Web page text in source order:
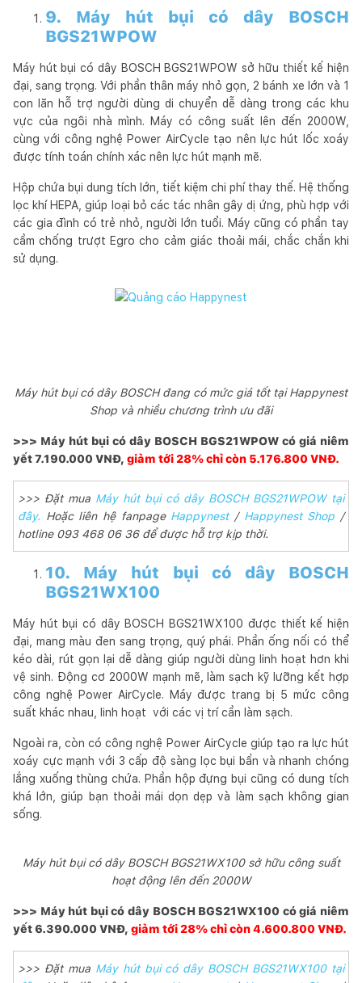
9. Máy hút bụi có dây BOSCH
BGS21WPOW
Máy hút bụi có dây BOSCH BGS21WPOW sở hữu thiết kế hiện
đại, sang trọng. Với phần thân máy nhỏ gọn, 2 bánh xe lớn và 1
con lăn hỗ trợ người dùng di chuyển dễ dàng trong các khu
vực của ngôi nhà mình. Máy có công suất lên đến 2000W,
cùng với công nghệ Power AirCycle tạo nên lực hút lốc xoáy
được tính toán chính xác nên lực hút mạnh mẽ.
Hộp chứa bụi dung tích lớn, tiết kiệm chi phí thay thế. Hệ thống
lọc khí HEPA, giúp loại bỏ các tác nhân gây dị ứng, phù hợp với
các gia đình có trẻ nhỏ, người lớn tuổi. Máy cũng có phần tay
cầm chống trượt Egro cho cảm giác thoải mái, chắc chắn khi
sử dụng.
Máy hút bụi có dây BOSCH đang có mức giá tốt tại Happynest
Shop và nhiều chương trình ưu đãi
>>> Máy hút bụi có dây BOSCH BGS21WPOW có giá niêm
yết 7.190.000 VNĐ, giảm tới 28% chỉ còn 5.176.800 VNĐ.
>>> Đặt mua Máy hút bụi có dây BOSCH BGS21WPOW tại
đây. Hoặc liên hệ fanpage Happynest/ Happynest Shop /
hotline 093 468 06 36 để được hỗ trợ kịp thời.
10. Máy hút bụi có dây BOSCH
BGS21WX100
Máy hút bụi có dây BOSCH BGS21WX100 được thiết kế hiện
đại, mang màu đen sang trọng, quý phái. Phần ống nối có thể
kéo dài, rút gọn lại dễ dàng giúp người dùng linh hoạt hơn khi
vệ sinh. Động cơ 2000W mạnh mẽ, làm sạch kỹ lưỡng kết hợp
công nghệ Power AirCycle. Máy được trang bị 5 mức công
suất khác nhau, linh hoạt với các vị trí cần làm sạch.
Ngoài ra, còn có công nghệ Power AirCycle giúp tạo ra lực hút
xoáy cực mạnh với 3 cấp độ sàng lọc bụi bẩn và nhanh chóng
lắng xuống thùng chứa. Phần hộp đựng bụi cũng có dung tích
khá lớn, giúp bạn thoải mái dọn dẹp và làm sạch không gian
sống.
Máy hút bụi có dây BOSCH BGS21WX100 sở hữu công suất
hoạt động lên đến 2000W
>>> Máy hút bụi có dây BOSCH BGS21WX100 có giá niêm
yết 6.390.000 VNĐ, giảm tới 28% chỉ còn 4.600.800 VNĐ.
>>> Đặt mua Máy hút bụi có dây BOSCH BGS21WX100 tại